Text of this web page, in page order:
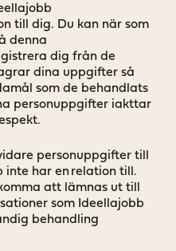
till dig. Du kan när som
denna
dig från de
dina uppgifter så
som de behandlats
personuppgifter iakttar
personuppgifter till
har en relation till.
att lämnas ut till
som Ideellajobb
behandling